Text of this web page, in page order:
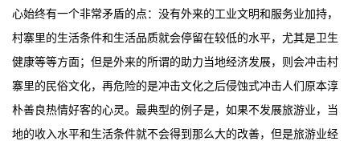
心始终有一个非常矛盾的点：没有外来的工业文明和服务业加持，
村寨里的生活条件和生活品质就会停留在较低的水平，尤其是卫生
健康等等方面；但是外来的所谓的助力当地经济发展，则会冲击村
寨里的民俗文化，再危险的是冲击文化之后侵蚀式冲击人们原本淳
朴善良热情好客的心灵。最典型的例子是，如果不发展旅游业，当
地的收入水平和生活条件就不会得到那么大的改善，但是旅游业经